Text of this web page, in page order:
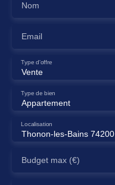
Nom
Email
Vente
Type d'offre
Appartement
Type de bien
Thonon-les-Bains 74200
Localisation
Budget max (€)